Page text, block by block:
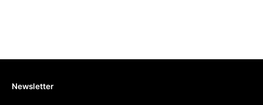
Newsletter